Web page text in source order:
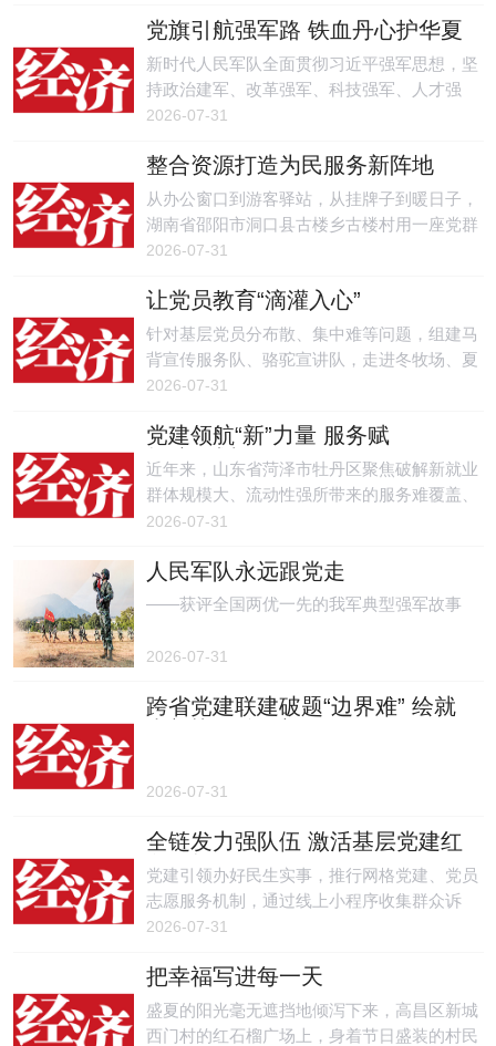
党旗引航强军路 铁血丹心护华夏
新时代人民军队全面贯彻习近平强军思想，坚
持政治建军、改革强军、科技强军、人才强
军、依法治军，坚定不移走中国特色强军之
2026-07-31
整合资源打造为民服务新阵地
从办公窗口到游客驿站，从挂牌子到暖日子，
湖南省邵阳市洞口县古楼乡古楼村用一座党群
服务中心的蝶变，回答了乡村治理中阵地如何
2026-07-31
让党员教育“滴灌入心”
针对基层党员分布散、集中难等问题，组建马
背宣传服务队、骆驼宣讲队，走进冬牧场、夏
草场送学上门。
2026-07-31
党建领航“新”力量 服务赋
能“新”成长
近年来，山东省菏泽市牡丹区聚焦破解新就业
群体规模大、流动性强所带来的服务难覆盖、
治理难融入等问题，通过系统构建组织体系、
举措，探索出一条党建引领、服务筑基、治理
融合的新路径。
2026-07-31
人民军队永远跟党走
——获评全国两优一先的我军典型强军故事
2026-07-31
跨省党建联建破题“边界难” 绘就
2026-07-31
全链发力强队伍 激活基层党建红
色动能
党建引领办好民生实事，推行网格党建、党员
志愿服务机制，通过线上小程序收集群众诉
求，构建三级党员联动服务体系，常态化开展
件，切实以党员实干回应群众各类诉求。
2026-07-31
把幸福写进每一天
盛夏的阳光毫无遮挡地倾泻下来，高昌区新城
西门村的红石榴广场上，身着节日盛装的村民